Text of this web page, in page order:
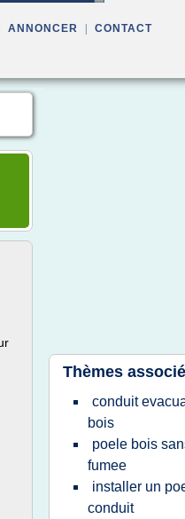
ANNONCER CONTACT
Thèmes
conduit
bois
poele bois
fumee
installer un
conduit